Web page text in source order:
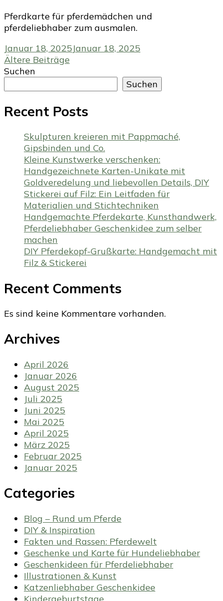
Pferdkarte für pferdemädchen und
pferdeliebhaber zum ausmalen.
Januar 18, 2025Januar 18, 2025
Beitragsnavigation
Ältere Beiträge
Suchen
Suchen
Recent Posts
Skulpturen kreieren mit Pappmaché,
Gipsbinden und Co.
Kleine Kunstwerke verschenken:
Handgezeichnete Karten-Unikate mit
Goldveredelung und liebevollen Details, DIY
Stickerei auf Filz: Ein Leitfaden für
Materialien und Stichtechniken
Handgemachte Pferdekarte, Kunsthandwerk,
Pferdeliebhaber Geschenkidee zum selber
machen
DIY Pferdekopf-Grußkarte: Handgemacht mit
Filz & Stickerei
Recent Comments
Es sind keine Kommentare vorhanden.
Archives
April 2026
Januar 2026
August 2025
Juli 2025
Juni 2025
Mai 2025
April 2025
März 2025
Februar 2025
Januar 2025
Categories
Blog – Rund um Pferde
DIY & Inspiration
Fakten und Rassen: Pferdewelt
Geschenke und Karte für Hundeliebhaber
Geschenkideen für Pferdeliebhaber
Illustrationen & Kunst
Katzenliebhaber Geschenkidee
Kindergeburtstage